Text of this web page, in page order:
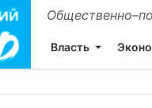
Власть